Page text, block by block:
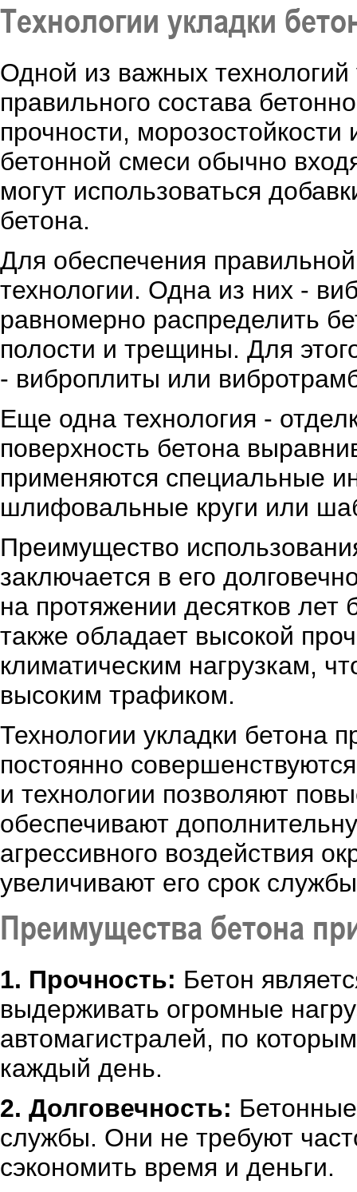
Технологии укладки
Одной из важных
правильного состава
прочности,
бетонной смеси обычно
могут использоваться
бетона.
Для обеспечения
технологии. Одна из них -
равномерно распределить
полости и трещины. Для
- виброплиты или
Еще одна технология -
поверхность бетона
применяются специальные
шлифовальные круги или
Преимущество
заключается в его
на протяжении десятков
также обладает высокой
климатическим нагрузкам,
высоким трафиком.
Технологии укладки бетона
постоянно
и технологии позволяют
обеспечивают
агрессивного воздействия
увеличивают его срок
Преимущества бетона
1. Прочность: Бетон
выдерживать огромные
автомагистралей, по
каждый день.
2. Долговечность:
службы. Они не требуют
сэкономить время и деньги.